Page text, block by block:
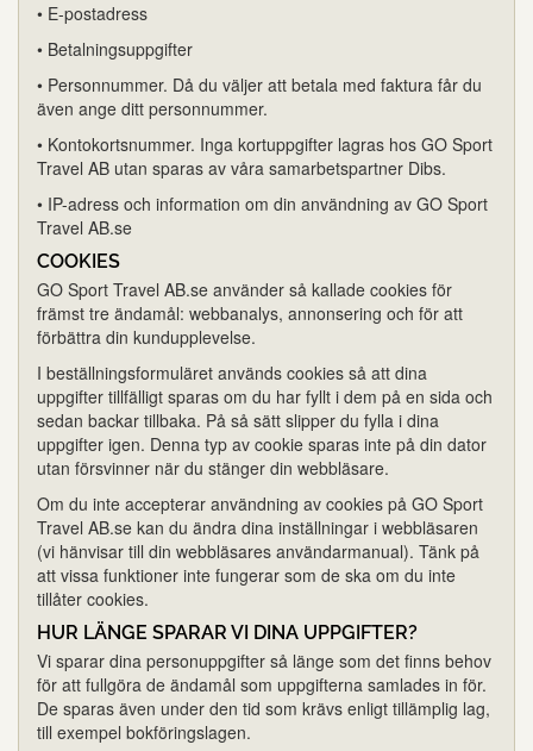
• E-postadress
• Betalningsuppgifter
• Personnummer. Då du väljer att betala med faktura får du
även ange ditt personnummer.
• Kontokortsnummer. Inga kortuppgifter lagras hos GO Sport
Travel AB utan sparas av våra samarbetspartner Dibs.
• IP-adress och information om din användning av GO Sport
Travel AB.se
COOKIES
GO Sport Travel AB.se använder så kallade cookies för
främst tre ändamål: webbanalys, annonsering och för att
förbättra din kundupplevelse.
I beställningsformuläret används cookies så att dina
uppgifter tillfälligt sparas om du har fyllt i dem på en sida och
sedan backar tillbaka. På så sätt slipper du fylla i dina
uppgifter igen. Denna typ av cookie sparas inte på din dator
utan försvinner när du stänger din webbläsare.
Om du inte accepterar användning av cookies på GO Sport
Travel AB.se kan du ändra dina inställningar i webbläsaren
(vi hänvisar till din webbläsares användarmanual). Tänk på
att vissa funktioner inte fungerar som de ska om du inte
tillåter cookies.
HUR LÄNGE SPARAR VI DINA UPPGIFTER?
Vi sparar dina personuppgifter så länge som det finns behov
för att fullgöra de ändamål som uppgifterna samlades in för.
De sparas även under den tid som krävs enligt tillämplig lag,
till exempel bokföringslagen.